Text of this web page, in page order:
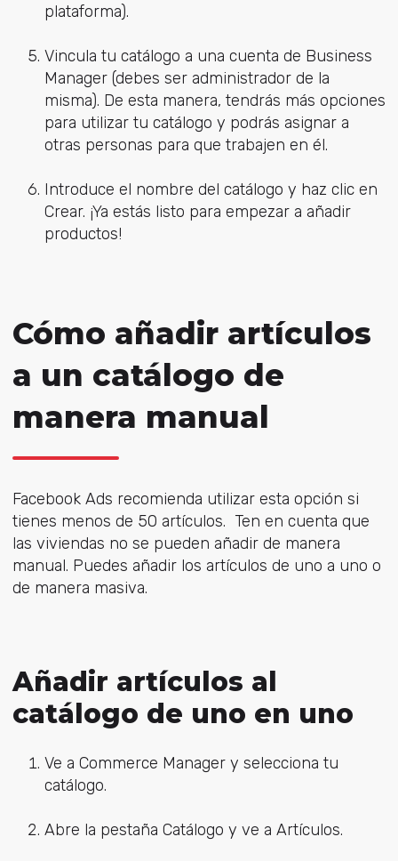
plataforma).
Vincula tu catálogo a una cuenta de Business
Manager (debes ser administrador de la
misma). De esta manera, tendrás más opciones
para utilizar tu catálogo y podrás asignar a
otras personas para que trabajen en él.
Introduce el nombre del catálogo y haz clic en
Crear. ¡Ya estás listo para empezar a añadir
productos!
Cómo añadir artículos
a un catálogo de
manera manual
Facebook Ads recomienda utilizar esta opción si
tienes menos de 50 artículos. Ten en cuenta que
las viviendas no se pueden añadir de manera
manual. Puedes añadir los artículos de uno a uno o
de manera masiva.
Añadir artículos al
catálogo de uno en uno
Ve a Commerce Manager y selecciona tu
catálogo.
Abre la pestaña Catálogo y ve a Artículos.